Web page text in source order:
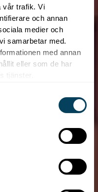
vår trafik. Vi
och annan
medier och
samarbetar med.
med annan
eller som de har
tjänster.